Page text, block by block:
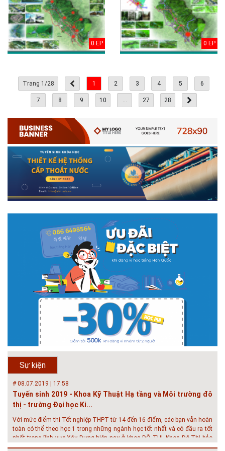
0 EP 0 EP
Trang 1/28 1 2 3 4 5 6
7 8 9 10 27 28
Sự kiện
# 05.04.2025 | 17:16
Tuyển sinh 2025, Khoa kỹ thuật hạ tầng và môi trường đô thị
- Đại học Kiến trúc...
Thông tin tuyển sinh đại học 2025 Khoa kỹ thuật hạ tầng và môi trường
đô thị - Đại học Kiến trúc Hà Nội Tuyển sinh đại học với 280 chỉ tiêu, thời
gian đào tạo 4,5 năm
# 05.04.2020 | 20:30
GIAO LƯU TRỰC TUYẾN - TƯ VẤN TUYỂN SINH ĐẠI HỌC
CHÍNH QUY ĐẠI HỌC KIẾN TRÚC NĂM...
Năm nay, kỳ thi THPT quốc gia dự kiến diễn ra vào tháng 8. Trường Đại
học Kiến trúc Hà Nội chúc các bạn học sinh cuối cấp ôn thi thật tốt MỜI
QUÝ PHỤ HUYNH VÀ CÁC EM ĐÓN XEM GIAO LƯU TRỰC TUYẾN "TƯ
VẤN TUYỂN SINH ĐẠI H...
# 08.07.2019 | 17:58
Tuyến sinh 2019 - Khoa Kỹ Thuật Hạ tầng và Môi trường đô
thị - trường Đại học Ki...
Với mức điểm thi Tốt nghiệp THPT từ 14 đến 16 điểm, các bạn vẫn hoàn
toàn có thể theo học 1 trong những ngành học tốt nhất và có đầu ra tốt
nhất trong lĩnh vực Xây Dựng hiện nay ở khoa ĐÔ THỊ. Khoa Đô Thị bảo
đảm 100% t...